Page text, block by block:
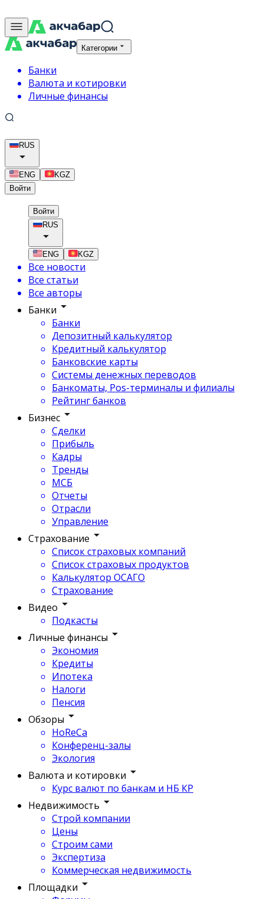
Категории
Банки
Валюта и котировки
Личные финансы
RUS
ENG
KGZ
Войти
Войти
RUS
ENG KGZ
Все новости
Все статьи
Все авторы
Банки
Банки
Депозитный калькулятор
Кредитный калькулятор
Банковские карты
Системы денежных переводов
Банкоматы, Pos-терминалы и филиалы
Рейтинг банков
Бизнес
Сделки
Прибыль
Кадры
Тренды
МСБ
Отчеты
Отрасли
Управление
Страхование
Список страховых компаний
Список страховых продуктов
Калькулятор ОСАГО
Страхование
Видео
Подкасты
Личные финансы
Экономия
Кредиты
Ипотека
Налоги
Пенсия
Обзоры
HoReCa
Конференц-залы
Экология
Валюта и котировки
Курс валют по банкам и НБ КР
Недвижимость
Строй компании
Цены
Строим сами
Экспертиза
Коммерческая недвижимость
Площадки